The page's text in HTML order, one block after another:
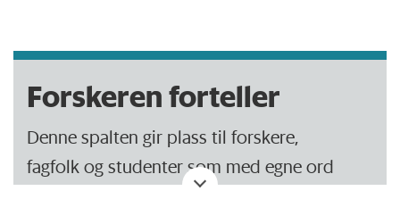
Forskeren forteller
Denne spalten gir plass til forskere,
fagfolk og studenter som med egne ord